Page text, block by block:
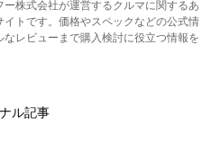
株式会社が運営するクルマに関するあ
トです。価格やスペックなどの公式情
レビューまで購入検討に役立つ情報を
ル記事